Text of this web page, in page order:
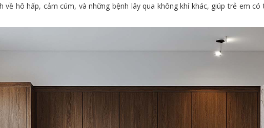
về hô hấp, cảm cúm, và những bệnh lây qua không khí khác, giúp trẻ em